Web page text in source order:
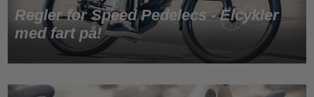
Regler for Speed Pedelecs - Elcykler
med fart på!